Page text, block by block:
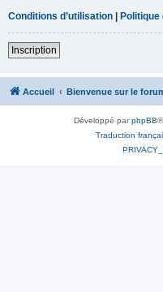
Conditions d’utilisation | Politique
Inscription
Accueil Bienvenue sur le
Développé parphpBB
Traduction